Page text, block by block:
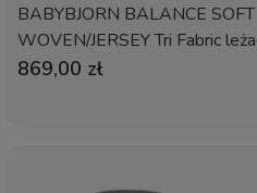
BABYBJORN BALANCE SOFT
WOVEN/JERSEY Tri Fabric
dla dzieci | Ciemny Szary
869,00 zł